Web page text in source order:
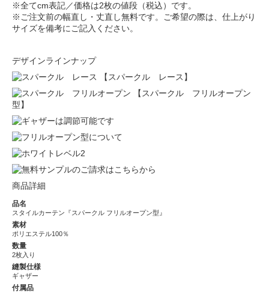
※全てcm表記／価格は2枚の値段（税込）です。
※ご注文前の幅直し・丈直し無料です。ご希望の際は、仕上がり
サイズを備考にご記入ください。
デザインラインナップ
【スパークル レース】
【スパークル フリルオープン
型】
商品詳細
品名
スタイルカーテン『スパークル フリルオープン型』
素材
ポリエステル100％
数量
2枚入り
縫製仕様
ギャザー
付属品